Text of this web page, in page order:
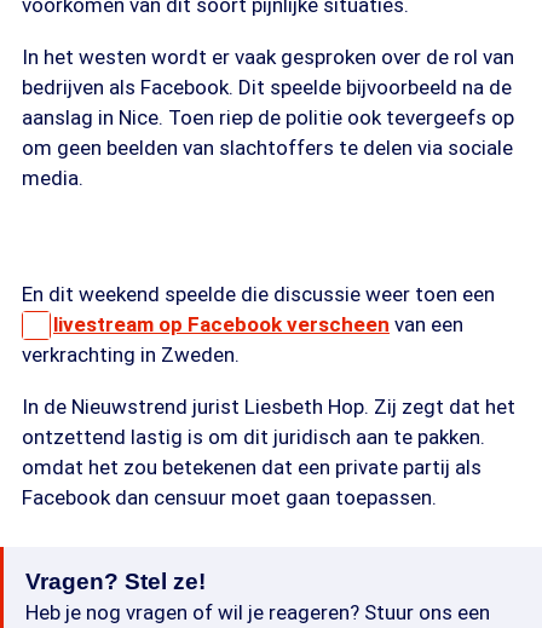
voorkomen van dit soort pijnlijke situaties.
In het westen wordt er vaak gesproken over de rol van
bedrijven als Facebook. Dit speelde bijvoorbeeld na de
aanslag in Nice. Toen riep de politie ook tevergeefs op
om geen beelden van slachtoffers te delen via sociale
media.
En dit weekend speelde die discussie weer toen een
livestream op Facebook verscheen van een
verkrachting in Zweden.
In de Nieuwstrend jurist Liesbeth Hop. Zij zegt dat het
ontzettend lastig is om dit juridisch aan te pakken.
omdat het zou betekenen dat een private partij als
Facebook dan censuur moet gaan toepassen.
Vragen? Stel ze!
Heb je nog vragen of wil je reageren? Stuur ons een